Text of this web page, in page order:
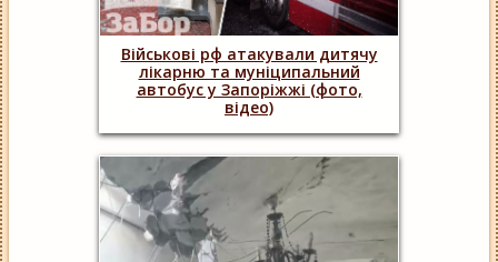
Військові рф атакували дитячу
лікарню та муніципальний
автобус у Запоріжжі (фото,
відео)